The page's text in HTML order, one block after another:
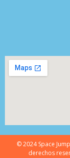
© 2024 Space
derechos